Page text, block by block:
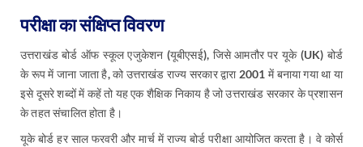
परीक्षा का संक्षिप्त विवरण
उत्तराखंड बोर्ड ऑफ स्कूल एजुकेशन (यूबीएसई), जिसे आमतौर पर यूके (UK) बोर्ड
के रूप में जाना जाता है, को उत्तराखंड राज्य सरकार द्वारा 2001 में बनाया गया था या
इसे दूसरे शब्दों में कहें तो यह एक शैक्षिक निकाय है जो उत्तराखंड सरकार के प्रशासन
के तहत संचालित होता है।
यूके बोर्ड हर साल फरवरी और मार्च में राज्य बोर्ड परीक्षा आयोजित करता है। वे कोर्स